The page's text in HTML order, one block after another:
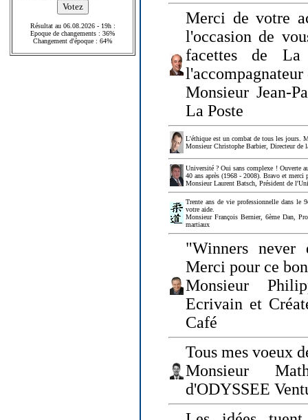
Résultat au 06.08.2026 - 19h :
Epoque de changements : 36%
Changement d'époque : 64%
Merci de votre
l'occasion de
facettes de
Monsieur Jean-
La Poste
L'éthique est un combat de tous les jours.
Monsieur Christophe Barbier, Directeur de
Université ? Oui sans complexe ! Ouverte
40 ans après (1968 - 2008). Bravo et merci
Monsieur Laurent Batsch, Président de
Trente ans de vie professionnelle dans le
votre aide.
Monsieur François Bernier, 6ème Dan,
martiaux
"Winners
Merci pour ce
Monsieur
Ecrivain et
Café
Tous mes voeux
Monsieur
d'ODYSSEE